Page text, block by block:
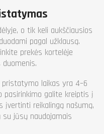
o tik keli aukščiausios
pagal užklausą.
prekės kortelėje
laikas yra 4–6
pasirinkimo galite kreiptis į
įvertinti reikalingą našumą,
jūsų naudojamais